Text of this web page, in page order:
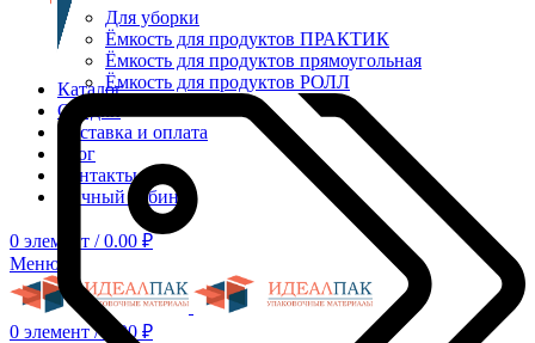
Каталог
Скидки
Доставка и оплата
Блог
Контакты
Личный кабинет
0 элемент / 0.00 ₽
Меню
0 элемент / 0.00 ₽
Для уборки
Ёмкость для продуктов ПРАКТИК
Ёмкость для продуктов прямоугольная
Ёмкость для продуктов РОЛЛ